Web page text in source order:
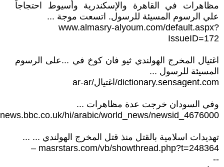
مظاهرات في القاهرة والإسكندرية وأسيوط احتجاجاً
علي الرسوم المسيئة للرسول. اتسعت موجة ...
www.almasry-alyoum.com/default.aspx?
IssueID=172
اغتيال المخرج الهولندي ثيو فان كوخ في ...على الرسوم
المسيئة للرسول ...
dictionary.sensagent.com/اغتيال/ar-ar
وفي السودان خرجت عدة مظاهرات ...
news.bbc.co.uk/hi/arabic/world_news/newsid_4676000/...
تهديدات اسلامية بالقتل منذ قتل المخرج الهولندي ... ...
masrstars.com/vb/showthread.php?t=248364 –
--